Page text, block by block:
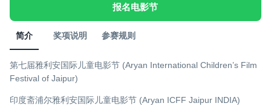
报名电影节
简介 奖项说明 参赛规则
第七届雅利安国际儿童电影节 (Aryan International Children’s Film
Festival of Jaipur)
印度斋浦尔雅利安国际儿童电影节 (Aryan ICFF Jaipur INDIA)